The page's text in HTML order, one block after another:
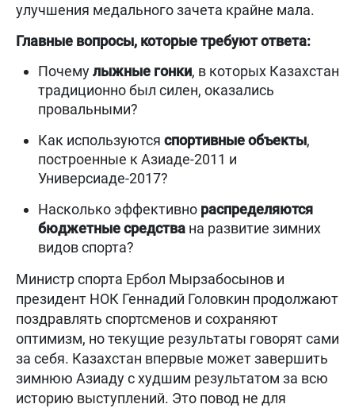
улучшения медального зачета крайне мала.
Главные вопросы, которые требуют ответа:
Почемулыжные гонки, в которых Казахстан
традиционно был силен, оказались
провальными?
Как используются спортивные объекты,
построенные к Азиаде-2011 и
Универсиаде-2017?
Насколько эффективно распределяются
бюджетные средства на развитие зимних
видов спорта?
Министр спорта Ербол Мырзабосынов и
президент НОК Геннадий Головкин продолжают
поздравлять спортсменов и сохраняют
оптимизм, но текущие результаты говорят сами
за себя. Казахстан впервые может завершить
зимнюю Азиаду с худшим результатом за всю
историю выступлений. Это повод не для